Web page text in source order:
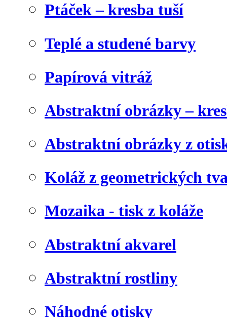
Ptáček – kresba tuší
Teplé a studené barvy
Papírová vitráž
Abstraktní obrázky –
Abstraktní obrázky z
Koláž z geometrických
Mozaika - tisk z koláže
Abstraktní akvarel
Abstraktní rostliny
Náhodné otisky